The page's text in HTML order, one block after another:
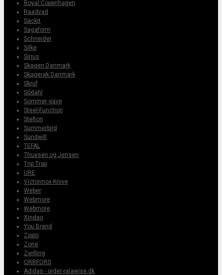
Royal Copenhagen
Raadvad
Sackit
Sagaform
Schneider
Silke
Sirius
Skagen Danmark
Skagerak Danmark
Skruf
Sôdahl
Sommer gave
Steel-Function
Stelton
Summerbird
Sundwill
TEFAL
Thuesen og Jensen
Trip Trap
URE
Victorinox Knive
Weber
Webmore
Webmore
Xindao
You Brand
Zippo
Zone
Zwilling
ORRFORS
Adidas - order-ralawise.dk